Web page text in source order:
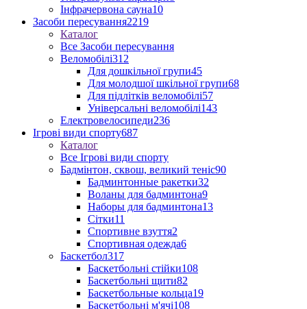
Інфрачервона сауна10
Засоби пересування2219
Каталог
Все Засоби пересування
Веломобілі312
Для дошкільної групи45
Для молодшої шкільної групи68
Для підлітків веломобілі57
Універсальні веломобілі143
Електровелосипеди236
Ігрові види спорту687
Каталог
Все Ігрові види спорту
Бадмінтон, сквош, великий теніс90
Бадминтонные ракетки32
Воланы для бадминтона9
Наборы для бадминтона13
Сітки11
Спортивне взуття2
Спортивная одежда6
Баскетбол317
Баскетбольні стійки108
Баскетбольні щити82
Баскетбольные кольца19
Баскетбольні м'ячі108